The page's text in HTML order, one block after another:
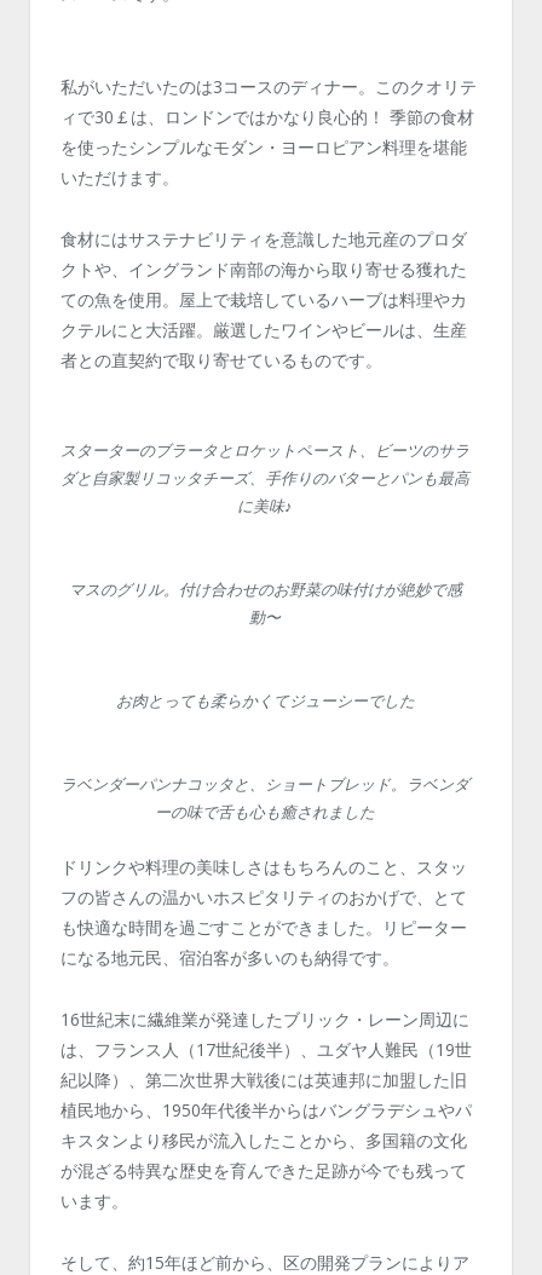
私がいただいたのは3コースのディナー。このクオリテ
ィで30￡は、ロンドンではかなり良心的！ 季節の食材
を使ったシンプルなモダン・ヨーロピアン料理を堪能
いただけます。
食材にはサステナビリティを意識した地元産のプロダ
クトや、イングランド南部の海から取り寄せる獲れた
ての魚を使用。屋上で栽培しているハーブは料理やカ
クテルにと大活躍。厳選したワインやビールは、生産
者との直契約で取り寄せているものです。
スターターのブラータとロケットペースト、ビーツのサラ
ダと自家製リコッタチーズ、手作りのバターとパンも最高
に美味♪
マスのグリル。付け合わせのお野菜の味付けが絶妙で感
動〜
お肉とっても柔らかくてジューシーでした
ラベンダーパンナコッタと、ショートブレッド。ラベンダ
ーの味で舌も心も癒されました
ドリンクや料理の美味しさはもちろんのこと、スタッ
フの皆さんの温かいホスピタリティのおかげで、とて
も快適な時間を過ごすことができました。リピーター
になる地元民、宿泊客が多いのも納得です。
16世紀末に繊維業が発達したブリック・レーン周辺に
は、フランス人（17世紀後半）、ユダヤ人難民（19世
紀以降）、第二次世界大戦後には英連邦に加盟した旧
植民地から、1950年代後半からはバングラデシュやパ
キスタンより移民が流入したことから、多国籍の文化
が混ざる特異な歴史を育んできた足跡が今でも残って
います。
そして、約15年ほど前から、区の開発プランによりア